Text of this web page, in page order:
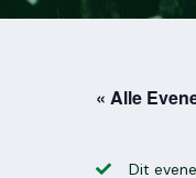
« Alle
Dit